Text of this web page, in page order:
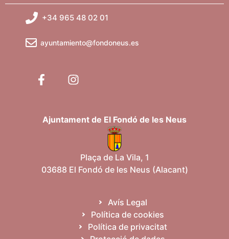
+34 965 48 02 01
ayuntamiento@fondoneus.es
Ajuntament de El Fondó de les Neus
Plaça de La Vila, 1
03688 El Fondó de les Neus (Alacant)
Avís Legal
Política de cookies
Política de privacitat